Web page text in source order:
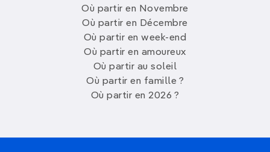
Où partir en Novembre
Où partir en Décembre
Où partir en week-end
Où partir en amoureux
Où partir au soleil
Où partir en famille ?
Où partir en 2026 ?